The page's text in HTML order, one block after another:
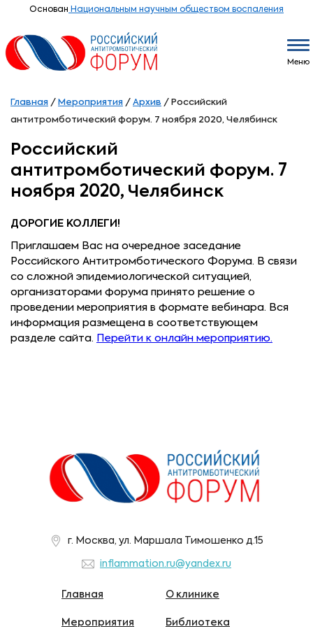
Основан Национальным научным обществом воспаления
Меню
Главная / Мероприятия / Архив / Российский
антитромботический форум. 7 ноября 2020, Челябинск
Российский
антитромботический форум. 7
ноября 2020, Челябинск
ДОРОГИЕ КОЛЛЕГИ!
Приглашаем Вас на очередное заседание
Российского Антитромботического Форума. В связи
со сложной эпидемиологической ситуацией,
организаторами форума принято решение о
проведении мероприятия в формате вебинара. Вся
информация размещена в соответствующем
разделе сайта. Перейти к онлайн мероприятию.
г. Москва, ул. Маршала Тимошенко д.15
inflammation.ru@yandex.ru
Главная
Мероприятия
О клинике
Библиотека